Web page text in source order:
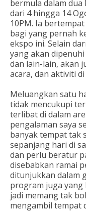
bermula dalam
dari 4 hingga 14
10PM. Ia
bagi yang pernah
ekspo ini. Selain
yang akan
dan lain-lain, akan
acara, dan aktiviti di
Meluangkan satu
tidak mencukupi
terlibat di dalam
pengalaman saya
banyak tempat tak
sepanjang hari di
dan perlu beratur
disebabkan ramai
ditunjukkan dalam
program juga yang
jadi memang tak
mengambil tempat